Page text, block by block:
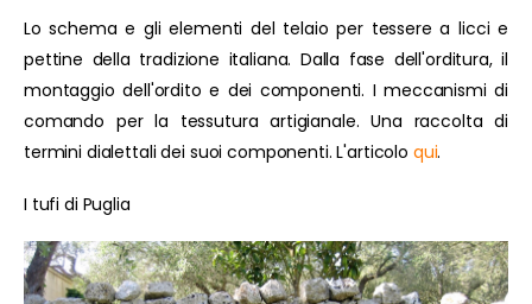
Lo schema e gli elementi del telaio per tessere a licci e
pettine della tradizione italiana. Dalla fase dell'orditura, il
montaggio dell'ordito e dei componenti. I meccanismi di
comando per la tessutura artigianale. Una raccolta di
termini dialettali dei suoi componenti. L'articolo qui.
I tufi di Puglia